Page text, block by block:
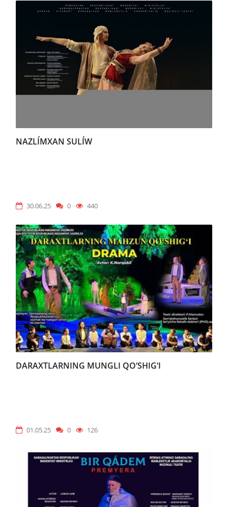
NAZLÍMXAN SULÍW
30.06.25 0 440
DARAXTLARNING MUNGLI QO‘SHIG‘I
01.05.25 0 126